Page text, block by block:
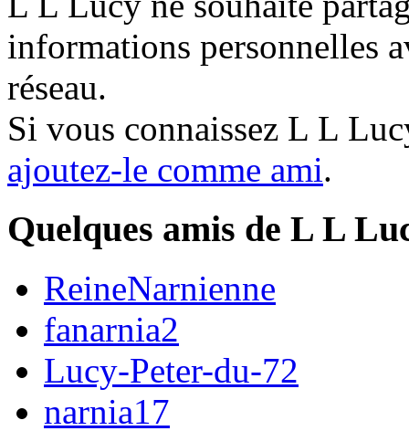
informations personnelles
réseau.
Si vous connaissez L L
ajoutez-le comme ami.
Quelques amis de L L
ReineNarnienne
fanarnia2
Lucy-Peter-du-72
narnia17